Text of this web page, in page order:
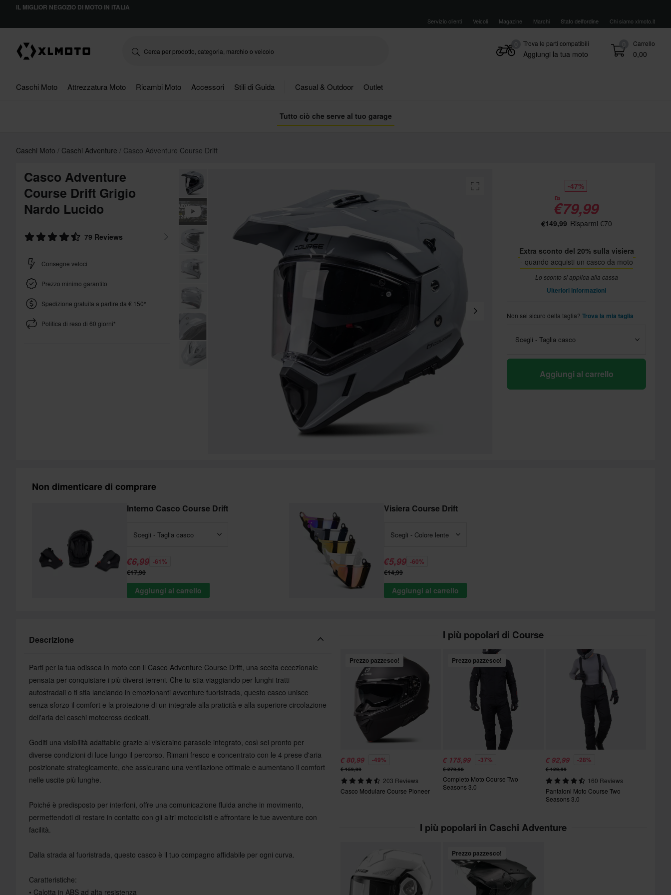
IL MIGLIOR NEGOZIO DI MOTO IN ITALIA
Servizio clienti Veicoli Magazine Marchi Stato dell'ordine Chi siamo xlmoto.it
0 Carrello
0,00
Trova le parti compatibili
Aggiungi la tua moto
Caschi Moto Attrezzatura Moto Ricambi Moto Accessori Stili di Guida Casual & Outdoor Outlet
Tutto ciò che serve al tuo garage
Caschi Moto Caschi Adventure Casco Adventure Course Drift
Casco Adventure
Course Drift Grigio
Nardo Lucido
79 Reviews
Consegne veloci
Prezzo minimo garantito
Spedizione gratuita a partire da € 150*
Politica di reso di 60 giorni*
-47%
Da
€79,99
€149,99 Risparmi €70
Extra sconto del 20% sulla visiera
- quando acquisti un casco da moto
Lo sconto si applica alla cassa
Ulteriori informazioni
Non sei sicuro della taglia? Trova la mia taglia
Scegli - Taglia casco
Aggiungi al carrello
Non dimenticare di comprare
Interno Casco Course Drift
Scegli - Taglia casco
€6,99 -61%
€17,90
Aggiungi al carrello
Visiera Course Drift
Scegli - Colore lente
€5,99 -60%
€14,99
Aggiungi al carrello
Descrizione
Parti per la tua odissea in moto con il Casco Adventure Course Drift, una scelta eccezionale
pensata per conquistare i più diversi terreni. Che tu stia viaggiando per lunghi tratti
autostradali o ti stia lanciando in emozionanti avventure fuoristrada, questo casco unisce
senza sforzo il comfort e la protezione di un integrale alla praticità e alla superiore circolazione
dell'aria dei caschi motocross dedicati.
Goditi una visibilità adattabile grazie al visieraino parasole integrato, così sei pronto per
diverse condizioni di luce lungo il percorso. Rimani fresco e concentrato con le 4 prese d'aria
posizionate strategicamente, che assicurano una ventilazione ottimale e aumentano il comfort
nelle uscite più lunghe.
Poiché è predisposto per interfoni, offre una comunicazione fluida anche in movimento,
permettendoti di restare in contatto con gli altri motociclisti e affrontare le tue avventure con
facilità.
Dalla strada al fuoristrada, questo casco è il tuo compagno affidabile per ogni curva.
Caratteristiche:
• Calotta in ABS ad alta resistenza
I più popolari di Course
Prezzo pazzesco!
€ 80,99 -49%
€ 159,99
203 Reviews
Casco Modulare Course Pioneer
Prezzo pazzesco!
€ 175,99 -37%
€ 279,98
Completo Moto Course Two
Seasons 3.0
€ 92,99 -28%
€ 129,99
160 Reviews
Pantaloni Moto Course Two
Seasons 3.0
I più popolari in Caschi Adventure
Prezzo pazzesco!